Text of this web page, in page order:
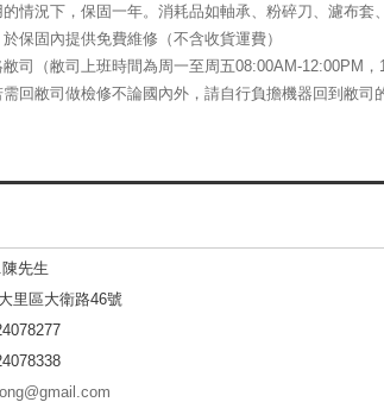
情況下，保固一年。消耗品如軸承、粉碎刀、濾布套
保固內提供免費維修（不含收貨運費）
司（敝司上班時間為周一至周五08:00AM-12:00PM，
回敝司做檢修不論國內外，請自行負擔機器回到敝
先生
里區大衛路46號